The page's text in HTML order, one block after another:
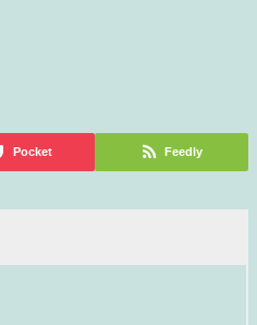
Pocket Feedly